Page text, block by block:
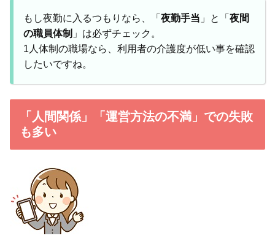
もし夜勤に入るつもりなら、「 夜勤手当 」と「 夜間
の職員体制 」は必ずチェック。
1人体制の職場なら、利用者の介護度が低い事を確認
したいですね。
「人間関係」「運営方法の不満」での失敗
も多い